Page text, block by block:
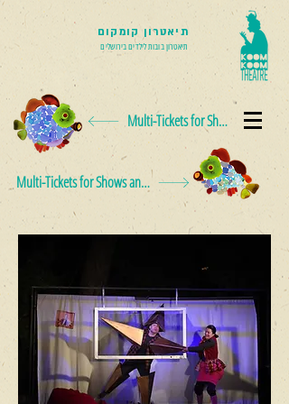
תיאטרון קומקום
תיאטרון בובות לילדים בירושלים
Multi-Tickets for Shows and Events
Multi-Tickets for Shows and Events